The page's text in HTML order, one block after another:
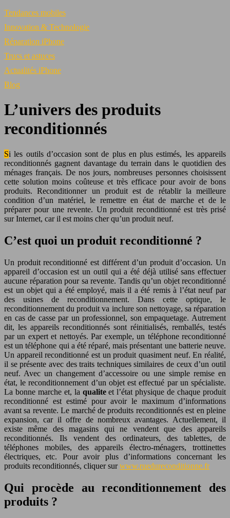
Tendances mobiles
Innovation & Technologie
Réparation iPhone
Trucs et astuces
Actualités iPhone
Blog
L’univers des produits
reconditionnés
Si les outils d’occasion sont de plus en plus estimés, les appareils
reconditionnés gagnent davantage du terrain dans le quotidien des
ménages français. De nos jours, nombreuses personnes choisissent
cette solution moins coûteuse et très efficace pour avoir de bons
produits. Reconditionner un produit est de rétablir la meilleure
condition d’un matériel, le remettre en état de marche et de le
préparer pour une revente. Un produit reconditionné est très prisé
sur Internet, car il est moins cher qu’un produit neuf.
C’est quoi un produit reconditionné ?
Un produit reconditionné est différent d’un produit d’occasion. Un
appareil d’occasion est un outil qui a été déjà utilisé sans effectuer
aucune réparation pour sa revente. Tandis qu’un objet reconditionné
est un objet qui a été employé, mais il a été remis à l’état neuf par
des usines de reconditionnement. Dans cette optique, le
reconditionnement du produit va inclure son nettoyage, sa réparation
en cas de casse par un professionnel, son empaquetage. Autrement
dit, les appareils reconditionnés sont réinitialisés, remballés, testés
par un expert et nettoyés. Par exemple, un téléphone reconditionné
est un téléphone qui a été réparé, mais présentant une batterie neuve.
Un appareil reconditionné est un produit quasiment neuf. En réalité,
il se présente avec des traits techniques similaires de ceux d’un outil
neuf. Avec un changement d’accessoire ou une simple remise en
état, le reconditionnement d’un objet est effectué par un spécialiste.
La bonne marche et, la qualiteet l’état physique de chaque produit
reconditionné est estimé pour avoir le maximum d’informations
avant sa revente. Le marché de produits reconditionnés est en pleine
expansion, car il offre de nombreux avantages. Actuellement, il
existe même des magasins qui ne vendent que des appareils
reconditionnés. Ils vendent des ordinateurs, des tablettes, de
téléphones mobiles, des appareils électro-ménagers, trottinettes
électriques, etc. Pour avoir plus d’informations concernant les
produits reconditionnés, cliquer surwww.ruedureconditionne.fr
Qui procède au reconditionnement des
produits ?